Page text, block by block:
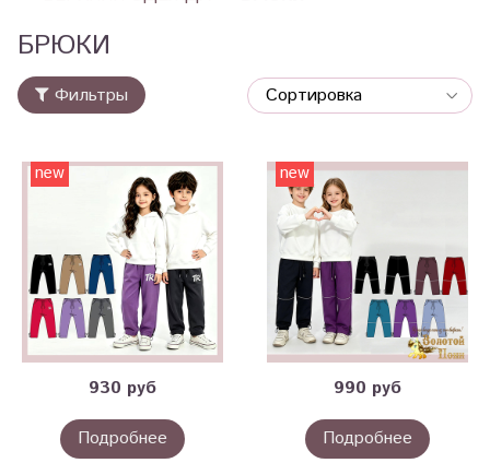
БРЮКИ
Фильтры
new
930 руб
Подробнее
new
990 руб
Подробнее